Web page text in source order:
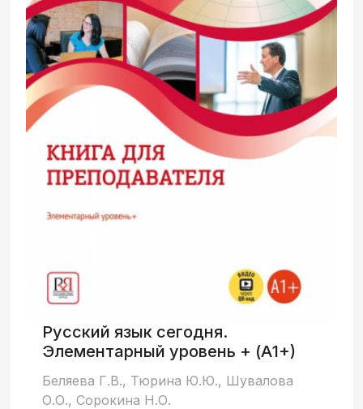
XX века. Продуманная система
упражнений способствует усвоению
нового и повторению изученного ранее
материала. Содержание текстов
позволяет беседовать на самые
разнообразные темы. Пособие
предназначено для учащихся, владеющих
русским языком в объёме уровня А2.
Русский язык сегодня.
Элементарный уровень + (А1+)
Беляева Г.В., Тюрина Ю.Ю., Шувалова
О.О., Сорокина Н.О.